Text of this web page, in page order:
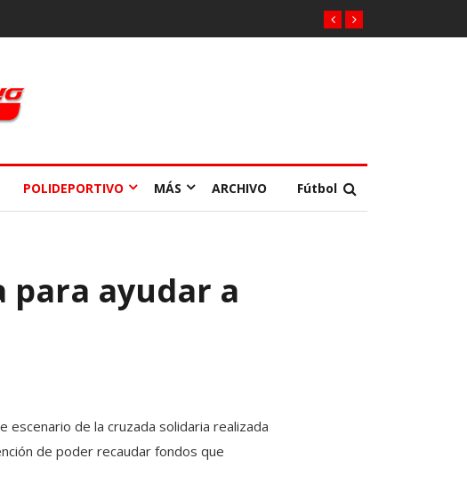
POLIDEPORTIVO MÁS ARCHIVO Fútbol
para ayudar a
escenario de la cruzada solidaria realizada
de poder recaudar fondos que